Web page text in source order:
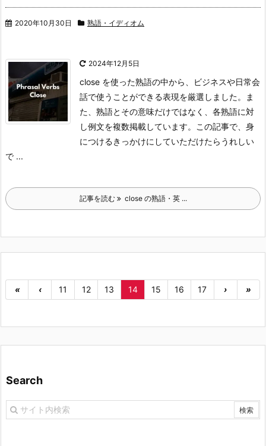
2020年10月30日 熟語・イディオム
2024年12月5日
close を使った熟語の中から、ビジネスや日常会
話で使うことができる表現を厳選しました。ま
た、熟語とその意味だけではなく、各熟語に対
し例文を複数掲載しています。
この記事で、身
につけるきっかけにしていただけたらうれしい
で ...
記事を読む close の熟語・英 ...
« ‹ 11 12 13 14 15 16 17 › »
Search